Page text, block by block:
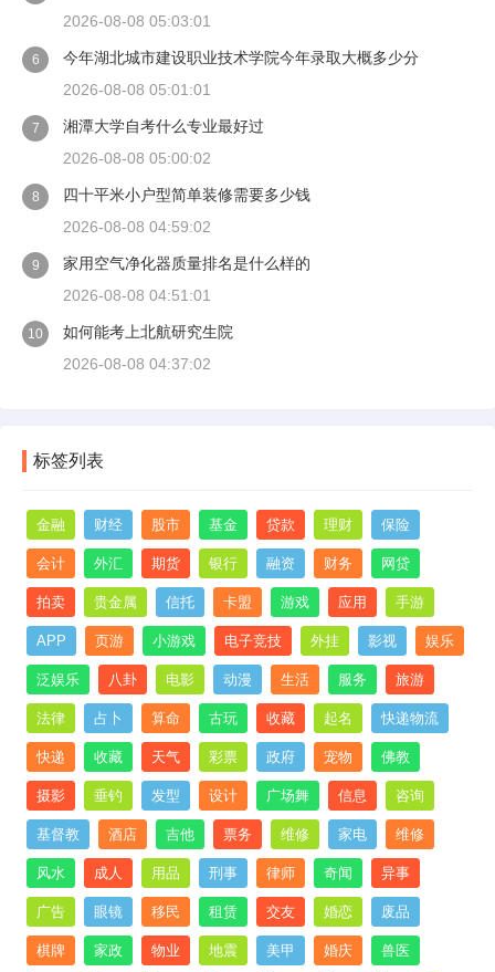
2026-08-08 05:03:01
6
今年湖北城市建设职业技术学院今年录取大概多少分
2026-08-08 05:01:01
7
湘潭大学自考什么专业最好过
2026-08-08 05:00:02
8
四十平米小户型简单装修需要多少钱
2026-08-08 04:59:02
9
家用空气净化器质量排名是什么样的
2026-08-08 04:51:01
10
如何能考上北航研究生院
2026-08-08 04:37:02
标签列表
金融 财经 股市 基金 贷款 理财 保险
会计 外汇 期货 银行 融资 财务 网贷
拍卖 贵金属 信托 卡盟 游戏 应用 手游
APP 页游 小游戏 电子竞技 外挂 影视 娱乐
泛娱乐 八卦 电影 动漫 生活 服务 旅游
法律 占卜 算命 古玩 收藏 起名 快递物流
快递 收藏 天气 彩票 政府 宠物 佛教
摄影 垂钓 发型 设计 广场舞 信息 咨询
基督教 酒店 吉他 票务 维修 家电 维修
风水 成人 用品 刑事 律师 奇闻 异事
广告 眼镜 移民 租赁 交友 婚恋 废品
棋牌 家政 物业 地震 美甲 婚庆 兽医